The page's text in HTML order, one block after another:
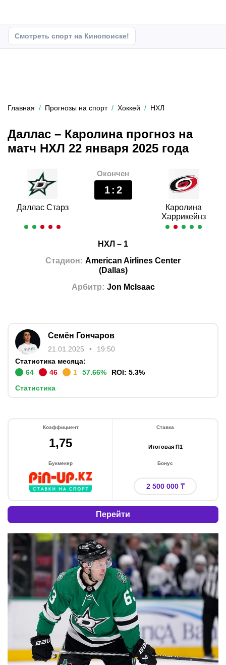
Смотреть спорт на Кинопоиске!
Главная Прогнозы на спорт Хоккей НХЛ
Даллас – Каролина прогноз на
матч НХЛ 22 января 2025 года
Даллас Старз
Окончен
1 : 2
Каролина
Харрикейнз
НХЛ – 1
Стадион: American Airlines Center
(Dallas)
Арбитр: Jon McIsaac
Семён Гончаров
21.01.2025
19:50
Статистика месяца:
64
46 1 57.66% ROI: 5.3%
Статистика
Коэффициент
1,75
Ставка
Итоговая П1
Букмекер Бонус
2 500 000 ₸
Перейти